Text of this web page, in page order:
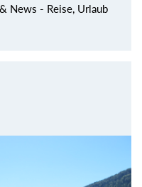
News - Reise, Urlaub